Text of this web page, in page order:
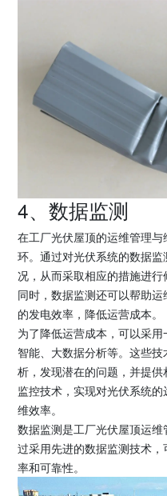
4、数据监测
在工厂光伏屋顶的运维管理
环。通过对光伏系统的数据
况，从而采取相应的措施进行
同时，数据监测还可以帮助
的发电效率，降低运营成本。
为了降低运营成本，可以采
智能、大数据分析等。这些
析，发现潜在的问题，并提
监控技术，实现对光伏系统
维效率。
数据监测是工厂光伏屋顶运
过采用先进的数据监测技术
率和可靠性。